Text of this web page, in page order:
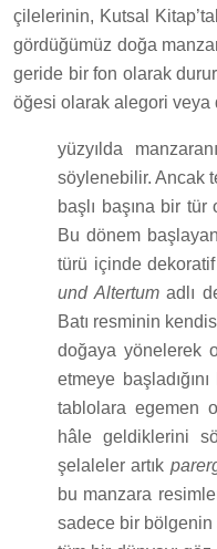
çilelerinin, Kutsal
gördüğümüz doğa
geride bir fon olarak
öğesi olarak alegori veya
yüzyılda
söylenebilir. Ancak
başlı başına bir
Bu dönem
türü içinde
und Altertumadlı
Batı resminin
doğaya yönelerek
etmeye
tablolara egemen
hâle geldiklerini
şelaleler artık
bu manzara
sadece bir bölgenin